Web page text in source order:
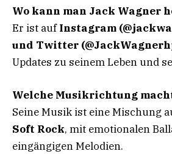
Wo kann man Jack Wagner
Er ist aufInstagram
und Twitter
Updates zu seinem Leben und
Welche Musikrichtung
Seine Musik ist eine Mischung
Soft Rock, mit emotionalen
eingängigen Melodien.